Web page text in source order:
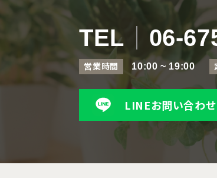
TEL 06-
営業時間 10:00 ~ 19:00
LINEお問い合わせ